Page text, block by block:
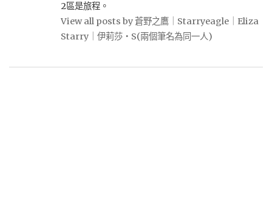
2區是旅程。
View all posts by 蒼野之鷹｜Starryeagle｜Eliza
Starry｜伊莉莎・S(兩個筆名為同一人)